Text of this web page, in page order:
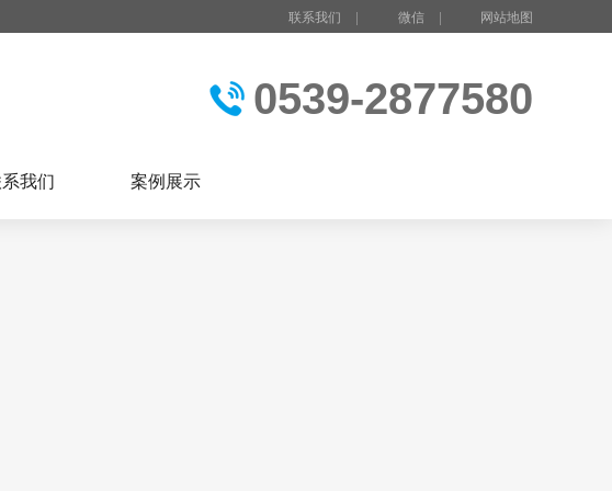
联系我们 | 微信 | 网站地图
0539-2877580
我们 案例展示